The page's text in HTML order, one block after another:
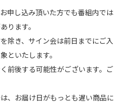
申し込み頂いた方でも番組内では
ります。
除き、サイン会は前日までにご入
といたします。
前後する可能性がございます。ご
、お届け日がもっとも遅い商品に